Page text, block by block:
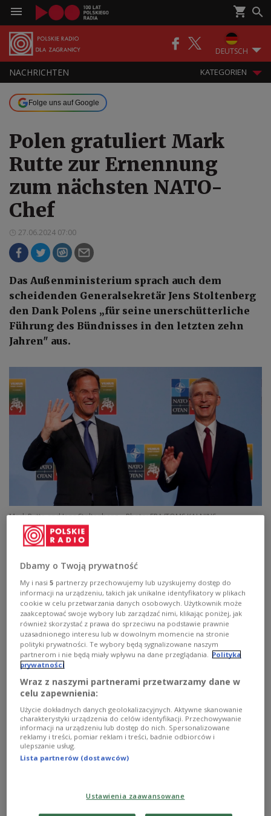
DEUTSCH
NACHRICHTEN KATEGORIEN
Folge uns auf Google
Polen gratuliert Mark
Rutte zur Ernennung
zum nächsten NATO-
Chef
27.06.2024 07:00
Das Außenministerium sprach auch dem
scheidenden Generalsekretär Jens Stoltenberg
den Dank Polens „für seine unerschütterliche
Führung des Bündnisses in den letzten zehn
Jahren" aus.
Mark Rutte and Jens Stoltenberg. Photo: EPA/TOMS KALNINS
Die polnische Regierung hat
zum nächsten NATO-Chef gratuliert. Das polnische
Außenministerium erklärte auf X: „Herzlichen
Glückwunsch an Mark Rutte zur Wahl zum neuen
NATO-Generalsekretär." Gleichzeitig dankte Polens
Diplomatie dem scheidenden Generalsekretär Jens
Stoltenberg für seine „konsequente Führung des
Bündnisses in den letzten zehn Jahren."
Verteidigungsminister Władysław Kosiniak-
Kamyszteilte auf X mit, er freue sich auf die
Zusammenarbeit mit Rutte „zum Wohle Polens und
des Bündnisses, um gemeinsam die bestehenden
Herausforderungen zu bewältigen und den Weg für
eine verbesserte Sicherheit all unserer Nationen zu
ebnen."
I warmly welcome#NATOAllies' choice of
Dbamy o Twoją prywatność
My i nasi5 partnerzy przechowujemy lub uzyskujemy dostęp do
informacji na urządzeniu, takich jak unikalne identyfikatory w plikach
cookie w celu przetwarzania danych osobowych. Użytkownik może
zaakceptować swoje wybory lub zarządzać nimi, klikając poniżej, jak
również skorzystać z prawa do sprzeciwu na podstawie prawnie
uzasadnionego interesu lub w dowolnym momencie na stronie
polityki prywatności. Te wybory będą sygnalizowane naszym
partnerom i nie będą miały wpływu na dane przeglądania. Polityka
prywatności
Wraz z naszymi partnerami przetwarzamy dane w
celu zapewnienia:
Użycie dokładnych danych geolokalizacyjnych. Aktywne skanowanie
charakterystyki urządzenia do celów identyfikacji. Przechowywanie
informacji na urządzeniu lub dostęp do nich. Spersonalizowane
reklamy i treści, pomiar reklam i treści, badnie odbiorców i
ulepszanie usług.
Lista partnerów (dostawców)
Ustawienia zaawansowane